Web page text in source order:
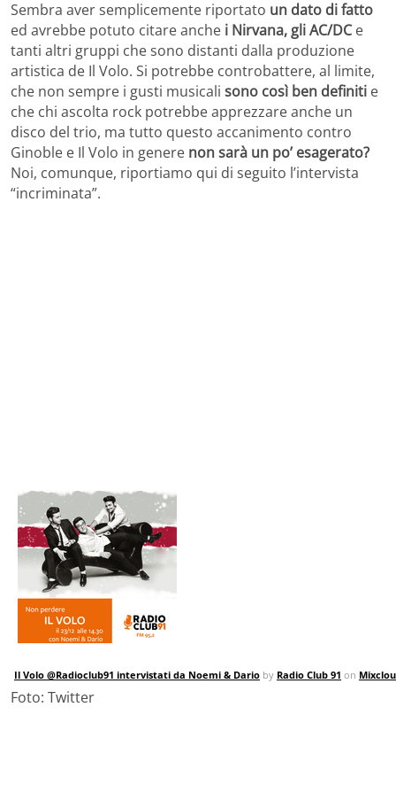
Sembra aver semplicemente riportato un dato di fatto
ed avrebbe potuto citare anche i Nirvana, gli AC/DCe
tanti altri gruppi che sono distanti dalla produzione
artistica de Il Volo. Si potrebbe controbattere, al limite,
che non sempre i gusti musicali sono così ben definiti e
che chi ascolta rock potrebbe apprezzare anche un
disco del trio, ma tutto questo accanimento contro
Ginoble e Il Volo in genere non sarà un po’ esagerato?
Noi, comunque, riportiamo qui di seguito l’intervista
“incriminata”.
Il Volo @Radioclub91 intervistati da Noemi & Dario by Radio Club 91 on
Foto: Twitter